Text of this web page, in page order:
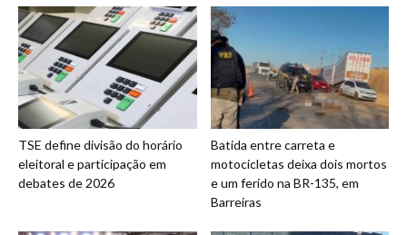
TSE define divisão do horário
eleitoral e participação em
debates de 2026
Batida entre carreta e
motocicletas deixa dois mortos
e um ferido na BR-135, em
Barreiras